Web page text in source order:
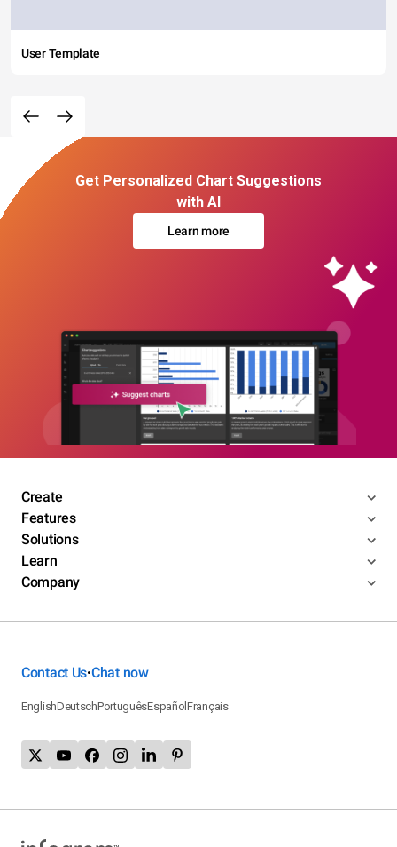
User Template
Get Personalized Chart Suggestions
with AI
Learn more
Create
Features
Solutions
Learn
Company
Contact Us•Chat now
EnglishDeutschPortuguêsEspañolFrançais